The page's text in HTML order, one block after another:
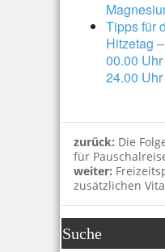
Tipps für
Hitzetag
00.00
24.00 Uhr
zurück: Die
für
weiter:
zusätzlichen
Suche